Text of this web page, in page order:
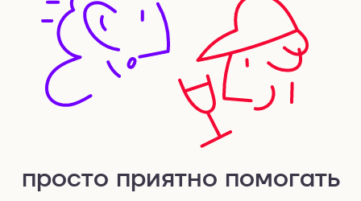
просто приятно помогать